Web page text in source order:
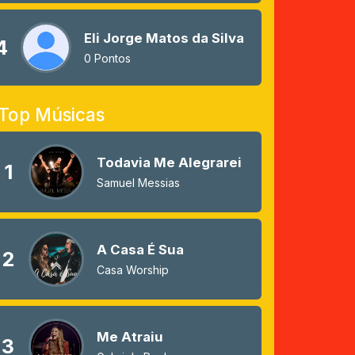
Eli Jorge Matos da Silva
0 Pontos
Músicas
1 Todavia Me Alegrarei
Samuel Messias
2 A Casa É Sua
Casa Worship
3 Me Atraiu